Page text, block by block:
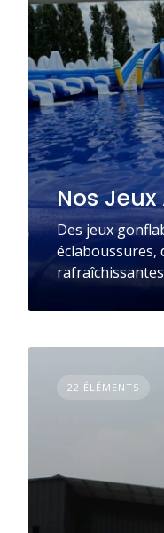
Nos
Des jeux
éclaboussures,
rafraîchissantes
22 ÉLÉMENTS